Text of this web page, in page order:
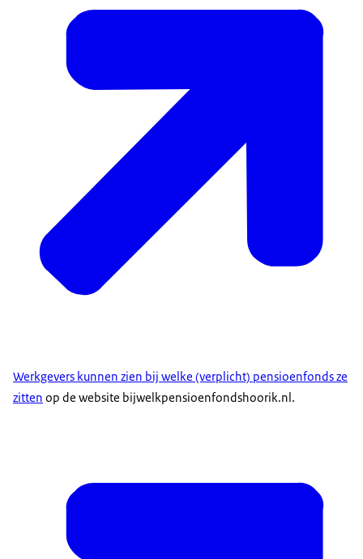
Werkgevers kunnen zien bij welke (verplicht) pensioenfonds ze
zitten op de website bijwelkpensioenfondshoorik.nl.